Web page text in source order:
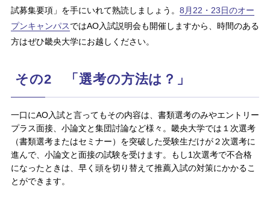
試募集要項」を手にいれて熟読しましょう。 8月22・23日のオー
プンキャンパスではAO入試説明会も開催しますから、時間のある
方はぜひ畿央大学にお越しください。
その2 「選考の方法は？」
一口にAO入試と言ってもその内容は、書類選考のみやエントリー
プラス面接、小論文と集団討論など様々。畿央大学では１次選考
（書類選考またはセミナー）を突破した受験生だけが２次選考に
進んで、小論文と面接の試験を受けます。もし1次選考で不合格
になったときは、早く頭を切り替えて推薦入試の対策にかかるこ
とができます。